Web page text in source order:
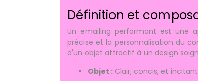
Définition et
Un emailing performant est une
précise et la personnalisation du
d'un objet attractif à un design
Objet : Clair, concis, et